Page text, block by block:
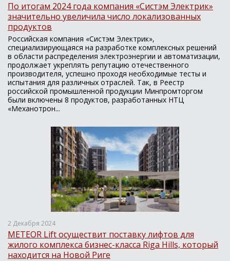
По итогам 2024 года компания «Систэм Электрик»
значительно увеличила число локализованных
продуктов
Российская компания «Систэм Электрик»,
специализирующаяся на разработке комплексных решений
в области распределения электроэнергии и автоматизации,
продолжает укреплять репутацию отечественного
производителя, успешно проходя необходимые тесты и
испытания для различных отраслей. Так, в Реестр
российской промышленной продукции Минпромторгом
были включены 8 продуктов, разработанных НТЦ
«Механотрон...
2 Декабря 2024
METEOR Lift осуществит поставку лифтов для
жилого комплекса бизнес-класса Riga Hills, который
находится на Новой Риге